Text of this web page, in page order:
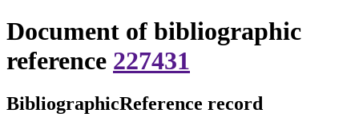
Document of bibliographic
reference 227431
BibliographicReference record